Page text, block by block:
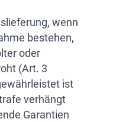
wenn
bestehen,
oder
(Art. 3
ist
verhängt
Garantien